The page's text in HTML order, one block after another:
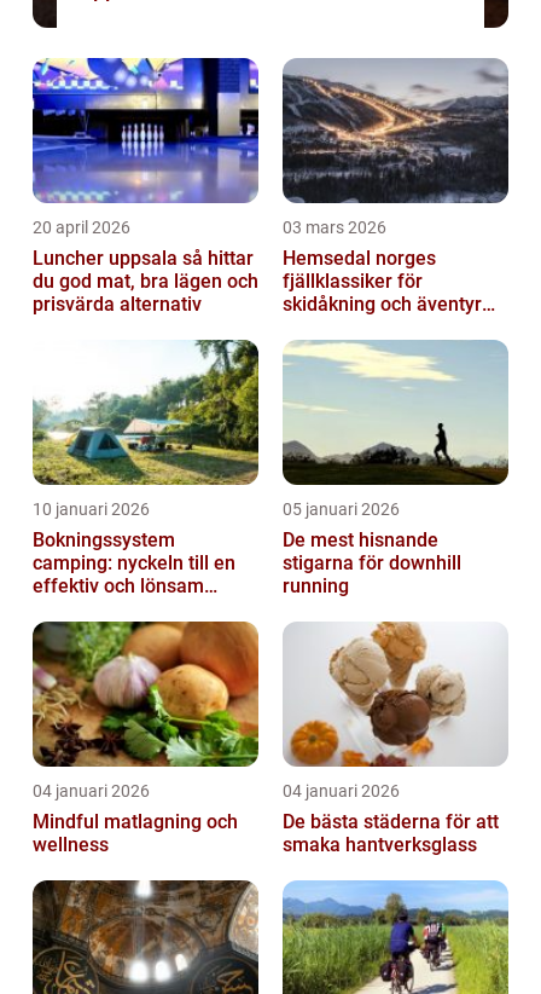
20 april 2026
Luncher uppsala så hittar
du god mat, bra lägen och
prisvärda alternativ
03 mars 2026
Hemsedal norges
fjällklassiker för
skidåkning och äventyr
10 januari 2026
Bokningssystem
camping: nyckeln till en
effektiv och lönsam
05 januari 2026
De mest hisnande
stigarna för downhill
running
04 januari 2026
Mindful matlagning och
wellness
04 januari 2026
De bästa städerna för att
smaka hantverksglass